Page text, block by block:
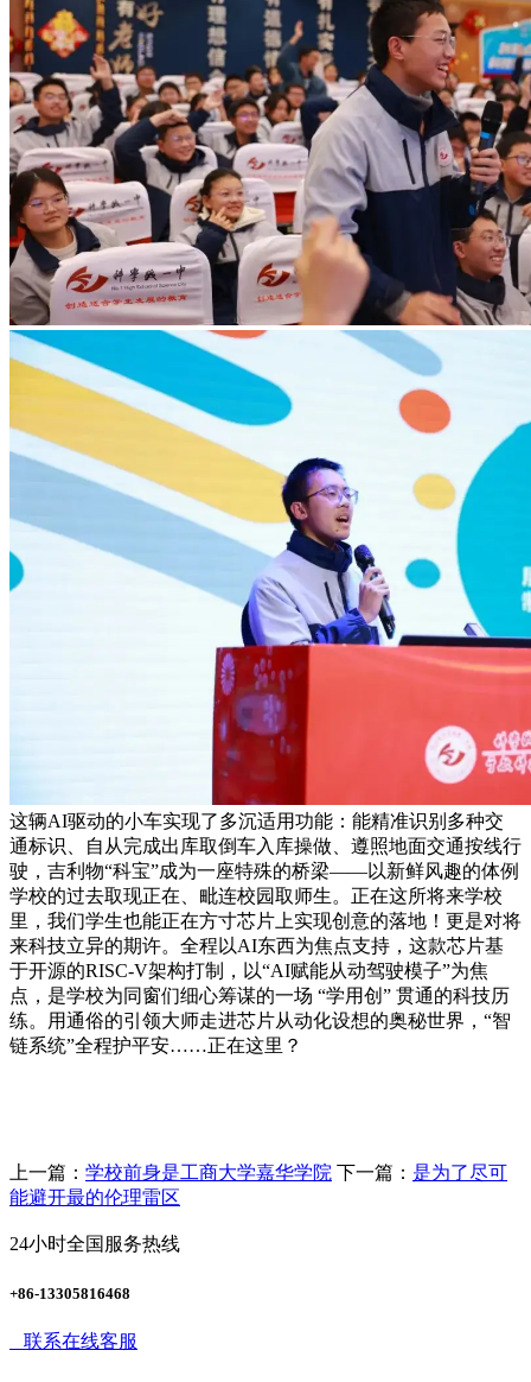
这辆AI驱动的小车实现了多沉适用功能：能精准识别多种交
通标识、自从完成出库取倒车入库操做、遵照地面交通按线行
驶，吉利物“科宝”成为一座特殊的桥梁——以新鲜风趣的体例
学校的过去取现正在、毗连校园取师生。正在这所将来学校
里，我们学生也能正在方寸芯片上实现创意的落地！更是对将
来科技立异的期许。全程以AI东西为焦点支持，这款芯片基
于开源的RISC-V架构打制，以“AI赋能从动驾驶模子”为焦
点，是学校为同窗们细心筹谋的一场 “学用创” 贯通的科技历
练。用通俗的引领大师走进芯片从动化设想的奥秘世界，“智
链系统”全程护平安……正在这里？
上一篇： 学校前身是工商大学嘉华学院 下一篇： 是为了尽可
能避开最的伦理雷区
24小时全国服务热线
+86-13305816468
联系在线客服